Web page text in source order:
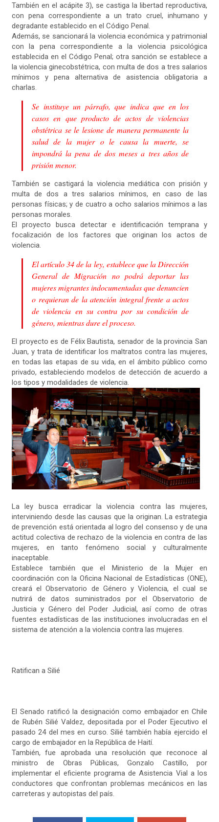
También en el acápite 3), se castiga la libertad reproductiva,
con pena correspondiente a un trato cruel, inhumano y
degradante establecido en el Código Penal.
Además, se sancionará la violencia económica y patrimonial
con la pena correspondiente a la violencia psicológica
establecida en el Código Penal; otra sanción se establece a
la violencia ginecobstétrica, con multa de dos a tres salarios
mínimos y pena alternativa de asistencia obligatoria a
charlas.
Se instituye un párrafo, que indica que en los
casos en que producto de actos de violencias
obstétrica se le lesione de manera permanente la
salud de la mujer o le causa la muerte, se
impondrá la pena de dos meses a tres años de
prisión menor.
También se castigará la violencia mediática con prisión y
multa de dos a tres salarios mínimos, en caso de las
personas físicas; y de cuatro a ocho salarios mínimos a las
personas morales.
El proyecto busca detectar e identificación temprana y
focalización de los factores que originan los actos de
violencia.
El artículo 34 de la ley, establece que la Dirección
General de Migración no podrá deportar las
mujeres migrantes indocumentadas que denuncien
o requieran de la atención integral frente a actos
de violencia en su contra por su condición de
género, mientras dure el proceso.
El proyecto es de Félix Bautista, senador de la provincia San
Juan, y trata de identificar los maltratos contra las mujeres,
en todas las etapas de su vida, en el ámbito público como
privado, estableciendo modelos de detección de acuerdo a
los tipos y modalidades de violencia.
La ley busca erradicar la violencia contra las mujeres,
interviniendo desde las causas que la originan. La estrategia
de prevención está orientada al logro del consenso y de una
actitud colectiva de rechazo de la violencia en contra de las
mujeres, en tanto fenómeno social y culturalmente
inaceptable.
Establece también que el Ministerio de la Mujer en
coordinación con la Oficina Nacional de Estadísticas (ONE),
creará el Observatorio de Género y Violencia, el cual se
nutrirá de datos suministrados por el Observatorio de
Justicia y Género del Poder Judicial, así como de otras
fuentes estadísticas de las instituciones involucradas en el
sistema de atención a la violencia contra las mujeres.
Ratifican a Silié
El Senado ratificó la designación como embajador en Chile
de Rubén Silié Valdez, depositada por el Poder Ejecutivo el
pasado 24 del mes en curso. Silié también había ejercido el
cargo de embajador en la República de Haití.
También, fue aprobada una resolución que reconoce al
ministro de Obras Públicas, Gonzalo Castillo, por
implementar el eficiente programa de Asistencia Vial a los
conductores que confrontan problemas mecánicos en las
carreteras y autopistas del país.